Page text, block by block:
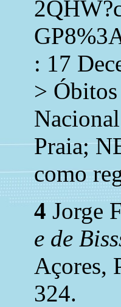
: 17
>
Praia;
como
4 Jorge
e de
Açores,
324.